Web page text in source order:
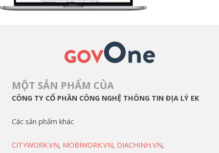
MỘT SẢN PHẨM CỦA
CÔNG TY CỔ PHẦN CÔNG NGHỆ THÔNG TIN ĐỊA LÝ EK
Các sản phẩm khác
CITYWORK.VN, MOBIWORK.VN, DIACHINH.VN,